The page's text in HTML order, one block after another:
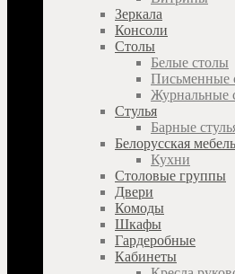
Зеркала
Консоли
Столы
Белые столы
Письменные
Журнальные
Стулья
Барные
Белорусская мебель
Кухни
Столовые группы
Двери
Комоды
Шкафы
Гардеробные
Кабинеты